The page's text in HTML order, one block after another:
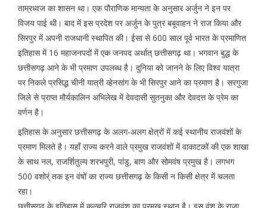
ताम्रध्वज का शासन था। एक पौराणिक मान्यता के अनुसार अर्जुन ने इन पर
विजय पाई थी। बाद में इस प्रदेश पर अर्जुन के पुत्र बबूवाहन ने राज किया और
सिरपुर में अपनी राजधानी स्थापित की। ईसा से 600 साल पूर्व भारत के प्रमाणित
इतिहास में 16 महाजनपदों में एक जनपद अर्थात् छत्तीसगढ़ था। भगवान बुद्ध के
छत्तीसगढ़ आने के भी प्रमाण उपलब्ध है। दुनिया को जानने के लिए विश्व यात्रा
पर निकले प्रसिद्ध चीनी यात्री व्हेनसांग के भी सिरपुर आने का प्रमाण है। सरगुजा
जिले से प्राप्त मौर्यकालिन अभिलेख में देवदासी सुतनुका और देवदत्त के प्रेम का
वर्णन है।
इतिहास के अनुसार छत्तीसगढ़ के अलग-अलग क्षेत्रों में कई स्थानीय राजवंशों के
प्रमाण मिलते है। यहाँ राज्य करने वाले प्रमुख राजवंशों में वाकाटकों की एक शाखा
के साथ नल, राजर्शितुल्य शरभपुरी, पांडु, बाण और सोमवंष प्रमुख है। लगभग
500 वशोर्ं तक इन वंषों का राज्य छत्तीसगढ़ के किसी न किसी क्षेत्र में चलता
रहा।